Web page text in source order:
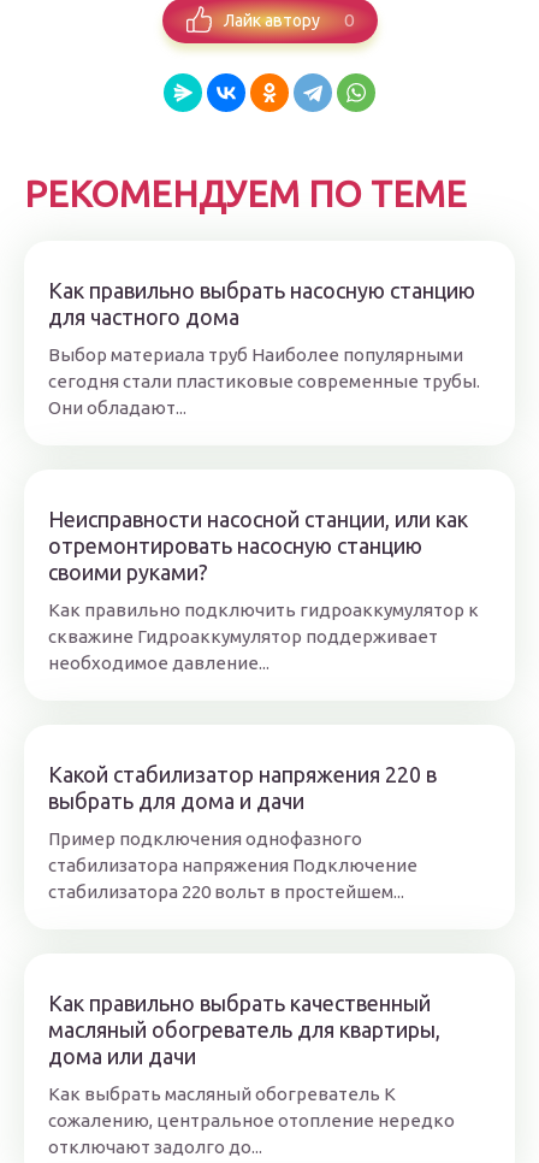
Лайк автору 0
РЕКОМЕНДУЕМ ПО ТЕМЕ
Как правильно выбрать насосную станцию
для частного дома
Выбор материала труб Наиболее популярными
сегодня стали пластиковые современные трубы.
Они обладают...
Неисправности насосной станции, или как
отремонтировать насосную станцию
своими руками?
Как правильно подключить гидроаккумулятор к
скважине Гидроаккумулятор поддерживает
необходимое давление...
Какой стабилизатор напряжения 220 в
выбрать для дома и дачи
Пример подключения однофазного
стабилизатора напряжения Подключение
стабилизатора 220 вольт в простейшем...
Как правильно выбрать качественный
масляный обогреватель для квартиры,
дома или дачи
Как выбрать масляный обогреватель К
сожалению, центральное отопление нередко
отключают задолго до...